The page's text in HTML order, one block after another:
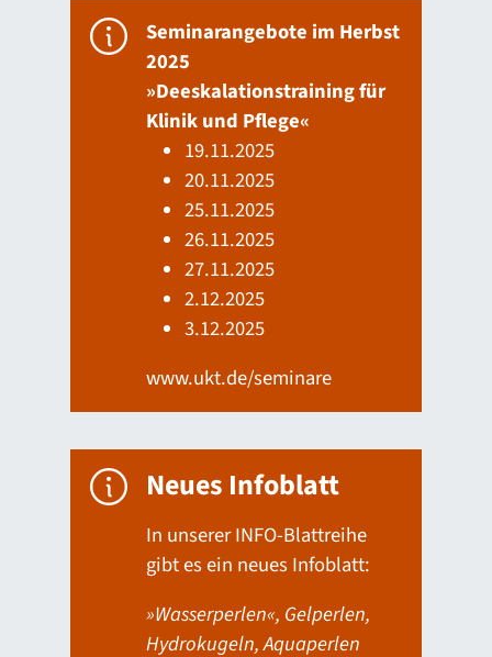
Seminarangebote im Herbst
2025
»Deeskalationstraining für
Klinik und Pflege«
19.11.2025
20.11.2025
25.11.2025
26.11.2025
27.11.2025
2.12.2025
3.12.2025
www.ukt.de/seminare
Neues Infoblatt
In unserer INFO-Blattreihe
gibt es ein neues Infoblatt:
»Wasserperlen«, Gelperlen,
Hydrokugeln, Aquaperlen